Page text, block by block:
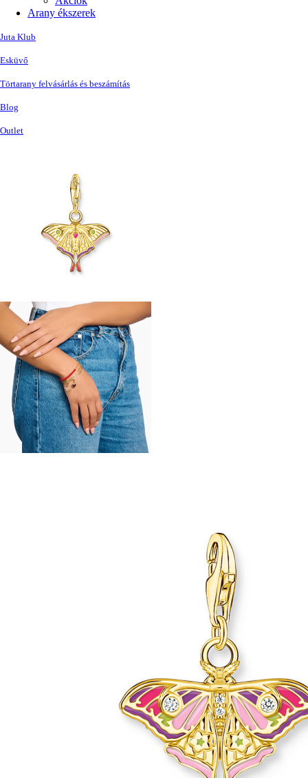
Arany ékszerek
Juta Klub
Esküvő
Törtarany felvásárlás és beszámítás
Blog
Outlet